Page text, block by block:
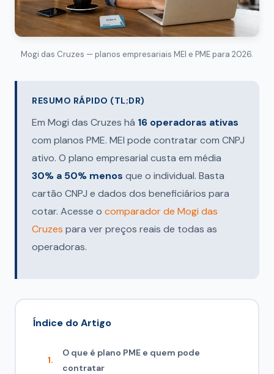
Mogi das Cruzes — planos empresariais MEI e PME para 2026.
RESUMO RÁPIDO (TL;DR)
Em Mogi das Cruzes há 16 operadoras ativas
com planos PME. MEI pode contratar com CNPJ
ativo. O plano empresarial custa em média
30% a 50% menos que o individual. Basta
cartão CNPJ e dados dos beneficiários para
cotar. Acesse o comparador de Mogi das
Cruzes para ver preços reais de todas as
operadoras.
Índice do Artigo
O que é plano PME e quem pode
contratar